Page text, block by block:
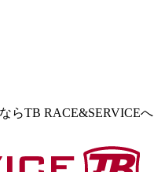
らTB RACE&SERVICEへ